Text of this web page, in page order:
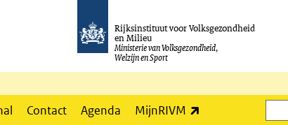
Rijksinstituut voor Volksgezondheid
en Milieu
Ministerie van Volksgezondheid,
Welzijn en Sport
Contact Agenda MijnRIVM
Zoeken